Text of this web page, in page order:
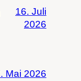
16. Juli
2026
Mai 2026